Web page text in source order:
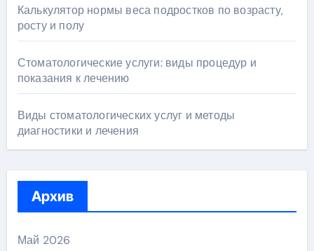
Калькулятор нормы веса подростков по возрасту,
росту и полу
Стоматологические услуги: виды процедур и
показания к лечению
Виды стоматологических услуг и методы
диагностики и лечения
Архив
Май 2026